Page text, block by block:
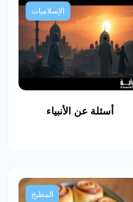
الإسلاميات
أسئلة عن الأنبياء
المطبخ